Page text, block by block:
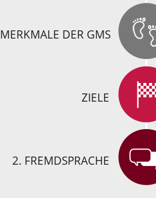
MERKMALE DER GMS
ZIELE
2. FREMDSPRACHE